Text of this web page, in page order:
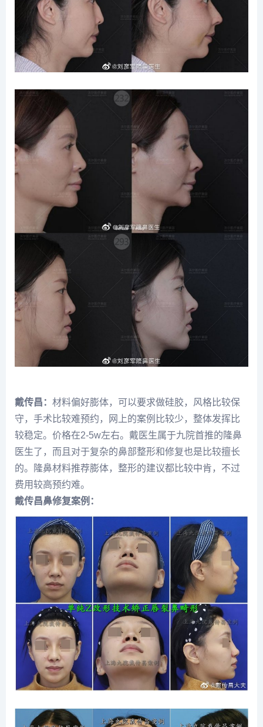
戴传昌： 材料偏好膨体，可以要求做硅胶，风格比较保
守，手术比较难预约，网上的案例比较少，整体发挥比
较稳定。价格在2-5w左右。戴医生属于九院首推的隆鼻
医生了，而且对于复杂的鼻部整形和修复也是比较擅长
的。隆鼻材料推荐膨体，整形的建议都比较中肯，不过
费用较高预约难。
戴传昌鼻修复案例：